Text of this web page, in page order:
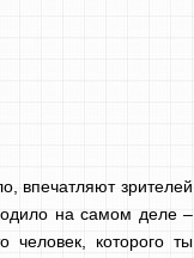
впечатляют зрителей
на самом деле –
человек, которого ты